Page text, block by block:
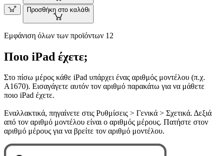
Προσθήκη στο καλάθι
Εμφάνιση όλων των προϊόντων 12
Ποιο iPad έχετε;
Στο πίσω μέρος κάθε iPad υπάρχει ένας αριθμός μοντέλου (π.χ.
A1670). Εισαγάγετε αυτόν τον αριθμό παρακάτω για να μάθετε
ποιο iPad έχετε.
Εναλλακτικά, πηγαίνετε στις Ρυθμίσεις > Γενικά > Σχετικά. Δεξιά
από τον αριθμό μοντέλου είναι ο αριθμός μέρους. Πατήστε στον
αριθμό μέρους για να βρείτε τον αριθμό μοντέλου.